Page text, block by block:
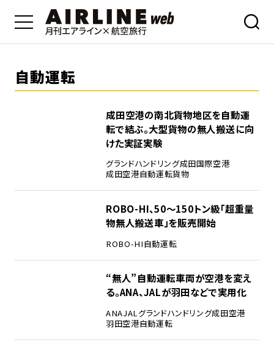
自動運転
成田空港の南北貨物地区を自動運
転で結ぶ。大型貨物の無人搬送に向
けた実証実験
グランドハンドリング成田国際空港
成田空港自動運転貨物
ROBO-HI、50～150トン級「超重量
物無人搬送車」を販売開始
ROBO-HI自動運転
“無人”自動運転車両が空港を変え
る。ANA、JALが羽田などで実用化
ANAJALグランドハンドリング成田空港
羽田空港自動運転